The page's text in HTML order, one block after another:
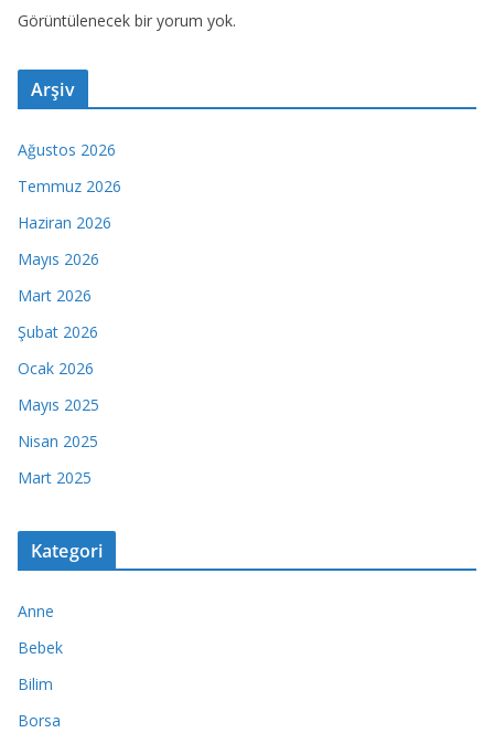
Görüntülenecek bir yorum yok.
Arşiv
Ağustos 2026
Temmuz 2026
Haziran 2026
Mayıs 2026
Mart 2026
Şubat 2026
Ocak 2026
Mayıs 2025
Nisan 2025
Mart 2025
Kategori
Anne
Bebek
Bilim
Borsa